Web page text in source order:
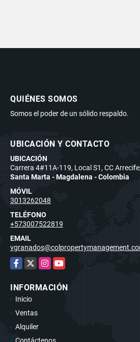
QUIÉNES SOMOS
Somos el poder de un sólido respaldo.
UBICACIÓN Y CONTACTO
UBICACIÓN
Carrera 4#11A-119, Local S1, CC
Santa Marta - Magdalena - Colombia
MÓVIL
3013262048
TELÉFONO
+573007522819
EMAIL
Facebook
X InstagramYouTube
INFORMACIÓN
Inicio
Ventas
Alquiler